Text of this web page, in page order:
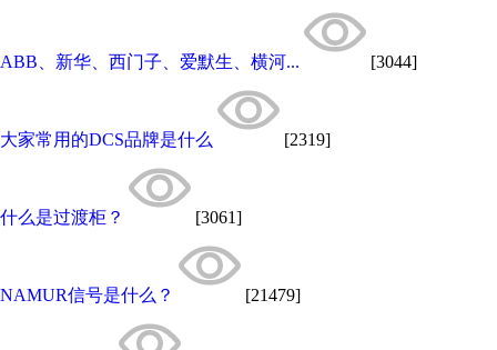
ABB、新华、西门子、爱默生、横河... [3044]
大家常用的DCS品牌是什么 [2319]
什么是过渡柜？ [3061]
NAMUR信号是什么？ [21479]